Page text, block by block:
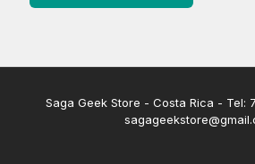
Saga Geek Store - Costa Rica - Tel: